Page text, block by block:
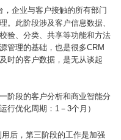
企业与客户接触的所有部门
。此阶段涉及客户信息数据、
验、分类、共享等功能和方法
管理的基础，也是很多CRM
时的客户数据，是无从谈起
阶段的客户分析和商业智能分
行优化周期：1－3个月）
后，第三阶段的工作是加强